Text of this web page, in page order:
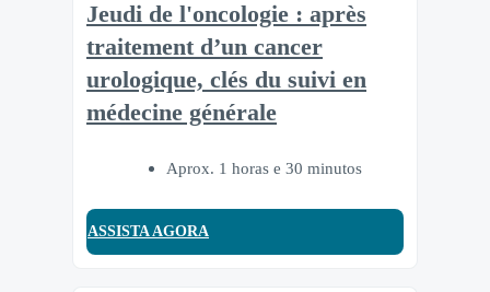
Jeudi de l'oncologie : après
traitement d’un cancer
urologique, clés du suivi en
médecine générale
Aprox. 1 horas e 30 minutos
ASSISTA AGORA